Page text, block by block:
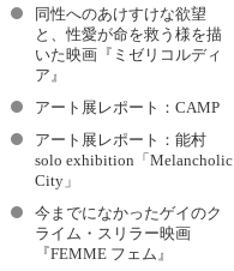
同性へのあけすけな欲望
と、性愛が命を救う様を描
いた映画『ミゼリコルディ
ア』
アート展レポート：CAMP
アート展レポート：能村
solo exhibition「Melancholic
City」
今までになかったゲイのク
ライム・スリラー映画
『FEMME フェム』